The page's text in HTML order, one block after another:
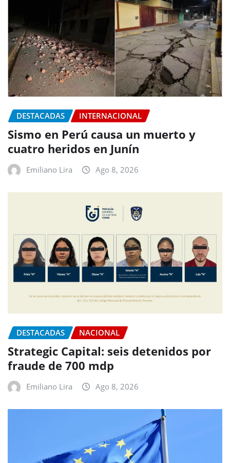
DESTACADAS INTERNACIONAL
Sismo en Perú causa un muerto y
cuatro heridos en Junín
Emiliano Lira Ago 8, 2026
DESTACADAS NACIONAL
Strategic Capital: seis detenidos por
fraude de 700 mdp
Emiliano Lira Ago 8, 2026